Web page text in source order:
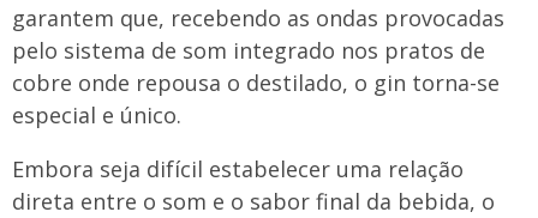
garantem que, recebendo as ondas provocadas
pelo sistema de som integrado nos pratos de
cobre onde repousa o destilado, o gin torna-se
especial e único.
Embora seja difícil estabelecer uma relação
direta entre o som e o sabor final da bebida, o